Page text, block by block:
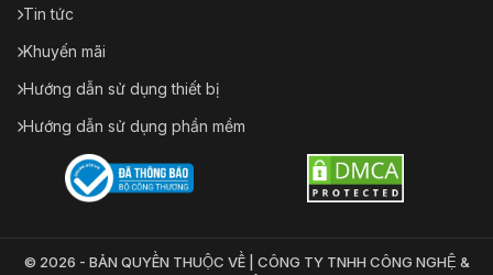
Tin tức
Khuyến mãi
Hướng dẫn sử dụng thiết bị
Hướng dẫn sử dụng phần mềm
© 2026 - BẢN QUYỀN THUỘC VỀ | CÔNG TY TNHH CÔNG NGHỆ &